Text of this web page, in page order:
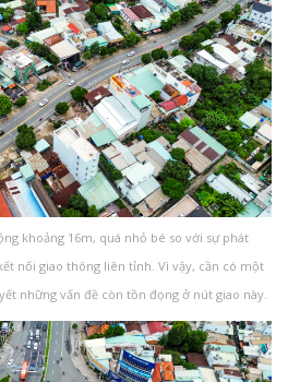
khoảng 16m, quá nhỏ bé so với sự phát
nối giao thông liên tỉnh. Vì vậy, cần có một
những vấn đề còn tồn đọng ở nút giao này.